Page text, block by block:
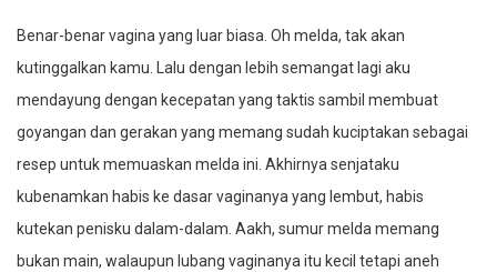
Benar-benar vagina yang luar biasa. Oh melda, tak akan
kutinggalkan kamu. Lalu dengan lebih semangat lagi aku
mendayung dengan kecepatan yang taktis sambil membuat
goyangan dan gerakan yang memang sudah kuciptakan sebagai
resep untuk memuaskan melda ini. Akhirnya senjataku
kubenamkan habis ke dasar vaginanya yang lembut, habis
kutekan penisku dalam-dalam. Aakh, sumur melda memang
bukan main, walaupun lubang vaginanya itu kecil tetapi aneh